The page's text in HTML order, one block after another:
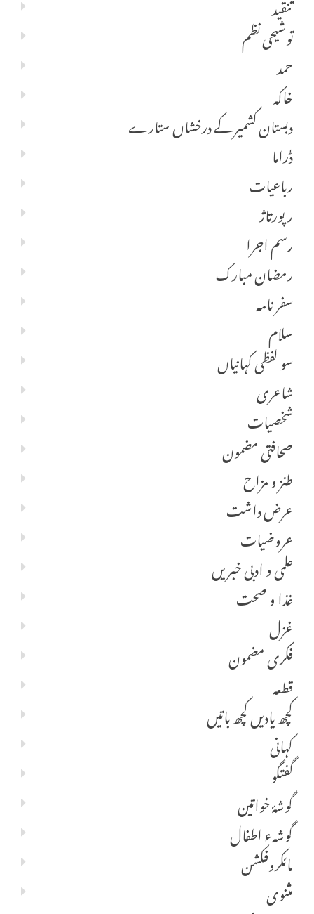
توشیحی نظم
حمد
خاکہ
دبستان کشمیر کے درخشاں ستارے
ڈراما
رباعیات
رپورتاژ
رسم اجرا
رمضان مبارک
سفر نامہ
سلام
سو لفظی کہانیاں
شاعری
شخصیات
صحافتی مضمون
طنز و مزاح
عرض داشت
عروضیات
علمی و ادبی خبریں
غذا و صحت
غزل
فکری مضمون
قطعہ
کچھ یادیں کچھ باتیں
کہانی
گفتگو
گوشۂ خواتین
گوشہء اطفال
مائکروفکشن
مثنوی